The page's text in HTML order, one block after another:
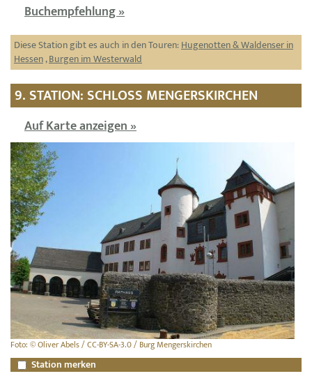
Buchempfehlung »
Diese Station gibt es auch in den Touren:Hugenotten & Waldenser in
Hessen,Burgen im Westerwald
9. STATION: SCHLOSS MENGERSKIRCHEN
Auf Karte anzeigen »
Foto: © Oliver Abels / CC-BY-SA-3.0 / Burg Mengerskirchen
Station merken